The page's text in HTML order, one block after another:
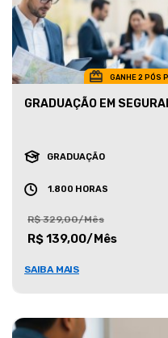
GANHE 2 PÓS
GRADUAÇÃO EM
GRADUAÇÃO
1.800 HORAS
R$ 329,00/Mês
R$ 139,00/Mês
SAIBA MAIS